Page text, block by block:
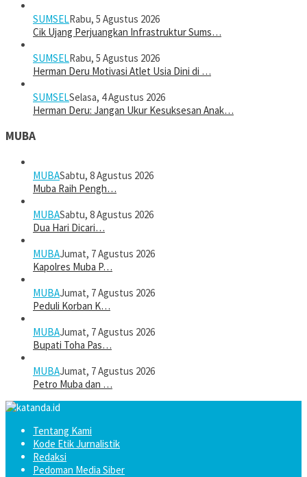
SUMSELRabu, 5 Agustus 2026
Cik Ujang Perjuangkan Infrastruktur Sums…
SUMSELRabu, 5 Agustus 2026
Herman Deru Motivasi Atlet Usia Dini di …
SUMSELSelasa, 4 Agustus 2026
Herman Deru: Jangan Ukur Kesuksesan Anak…
MUBA
MUBASabtu, 8 Agustus 2026
Muba Raih Pengh…
MUBASabtu, 8 Agustus 2026
Dua Hari Dicari…
MUBAJumat, 7 Agustus 2026
Kapolres Muba P…
MUBAJumat, 7 Agustus 2026
Peduli Korban K…
MUBAJumat, 7 Agustus 2026
Bupati Toha Pas…
MUBAJumat, 7 Agustus 2026
Petro Muba dan …
Tentang Kami
Kode Etik Jurnalistik
Redaksi
Pedoman Media Siber